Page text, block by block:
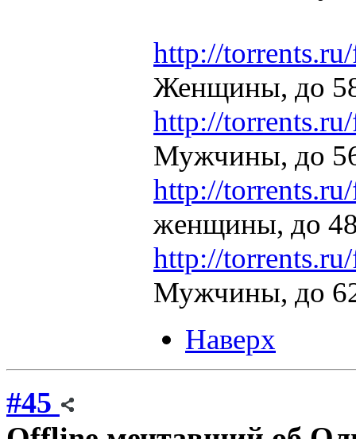
http://
Женщины, до
http://
Мужчины, до
http://
женщины, до
http://
Мужчины, до
Наверх
#45